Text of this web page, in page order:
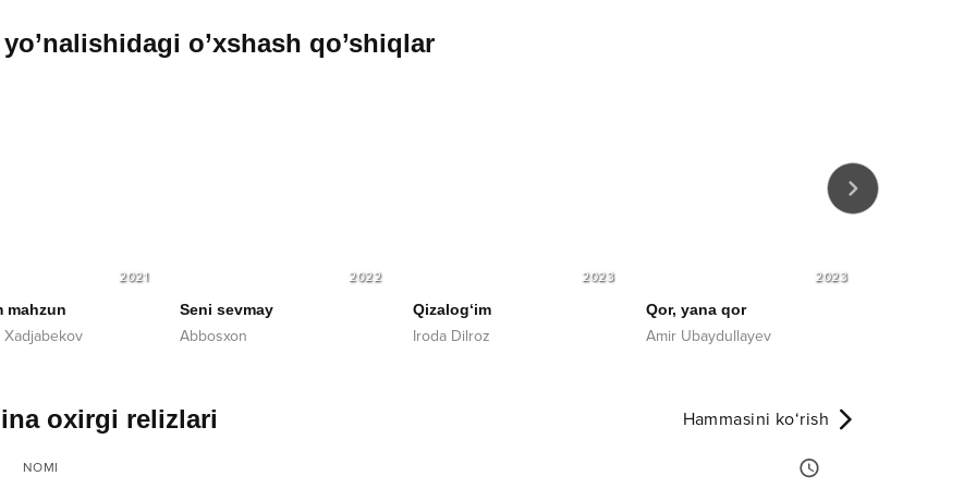
yo’nalishidagi o’xshash qo’shiqlar
2021
mahzun
2022
Seni sevmay
Abbosxon
2023
Qizalog‘im
Iroda Dilroz
2023
Qor, yana qor
Amir Ubaydullayev
oxirgi relizlari Hammasini ko‘rish
NOMI